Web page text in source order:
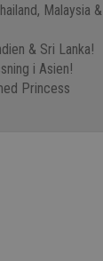
Malaysia &
& Sri Lanka!
i Asien!
Princess